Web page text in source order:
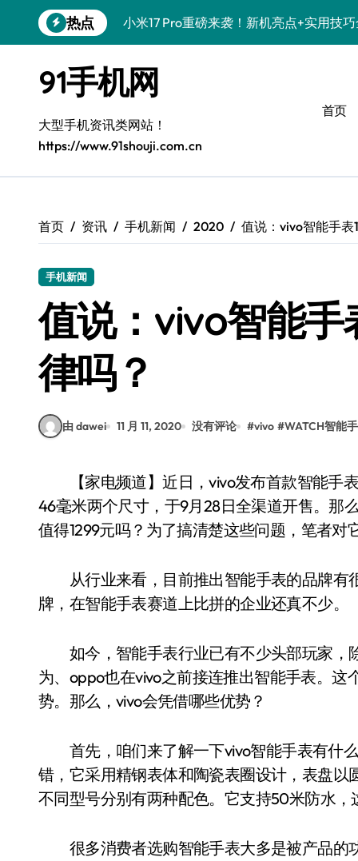
到
热点
小米17 Pro重磅来袭！新机亮点+实用技
iPhone 17 Pro抢先看！最新资讯+超实用
三星W26全揭秘！新功能+超值优惠+技
真我GT8震撼来袭！科技潮流新宠，创新
vivo S50新功能大揭秘！优惠全享，玩机
vivo S50 Pro mini小机身大能量，掌中资
一加Turbo 6性能猛兽来袭，极速体验尽
91手机网
大型手机资讯类网站！
https://www.91shouji.com.cn
首页
首页 资讯 手机新闻 2020 值说：vivo智能手
手机新闻
值说：vivo智能手
律吗？
由 dawei 11 月 11, 2020 没有评论 #vivo #WATCH智能
【家电频道】近日，vivo发布首款智能手表vivo WATCH，产品售价1299元，分为42毫米与
46毫米两个尺寸，于9月28日全渠道开售。那
值得1299元吗？为了搞清楚这些问题，笔者
从行业来看，目前推出智能手表的品牌有
牌，在智能手表赛道上比拼的企业还真不少。
如今，智能手表行业已有不少头部玩家，
为、oppo也在vivo之前接连推出智能手表。
势。那么，vivo会凭借哪些优势？
首先，咱们来了解一下vivo智能手表有什
错，它采用精钢表体和陶瓷表圈设计，表盘
不同型号分别有两种配色。它支持50米防水
很多消费者选购智能手表大多是被产品的